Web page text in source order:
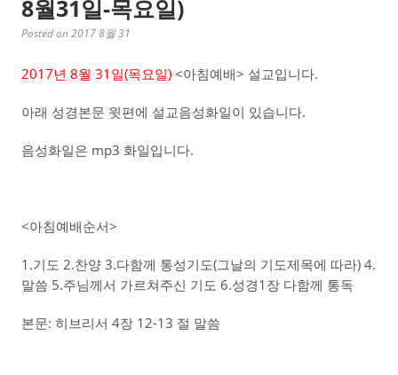
8월31일-목요일)
Posted on 2017 8월 31
2017년 8월 31일(목요일) <아침예배> 설교입니다.
아래 성경본문 윗편에 설교음성화일이 있습니다.
음성화일은 mp3 화일입니다.
<아침예배순서>
1.기도 2.찬양 3.다함께 통성기도(그날의 기도제목에 따라) 4.
말씀 5.주님께서 가르쳐주신 기도 6.성경1장 다함께 통독
본문: 히브리서 4장 12-13 절 말씀